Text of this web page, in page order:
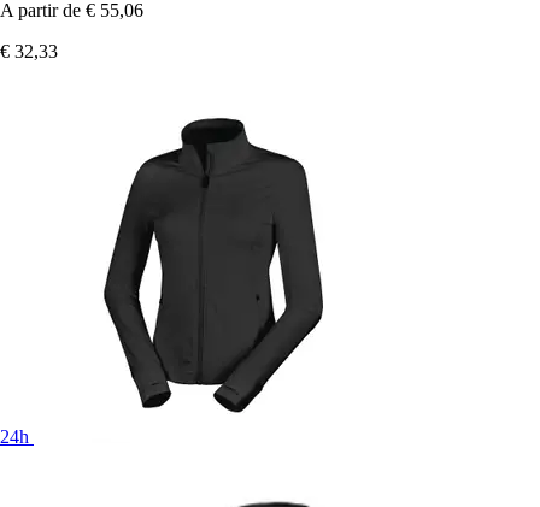
A partir de € 55,06
€ 32,33
24h